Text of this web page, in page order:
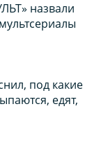
назвали
под какие
едят,